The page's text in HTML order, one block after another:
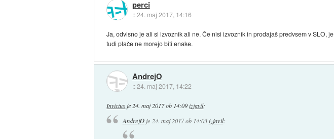
perci
::24. maj 2017, 14:16
Ja, odvisno je ali si izvoznik ali ne. Če nisi izvoznik in prodajaš predvsem v SLO,
tudi plače ne morejo biti enake.
AndrejO
::24. maj 2017, 14:22
Invictus je 24. maj 2017 ob 14:09 izjavil:
AndrejOje 24. maj 2017 ob 14:03 izjavil: